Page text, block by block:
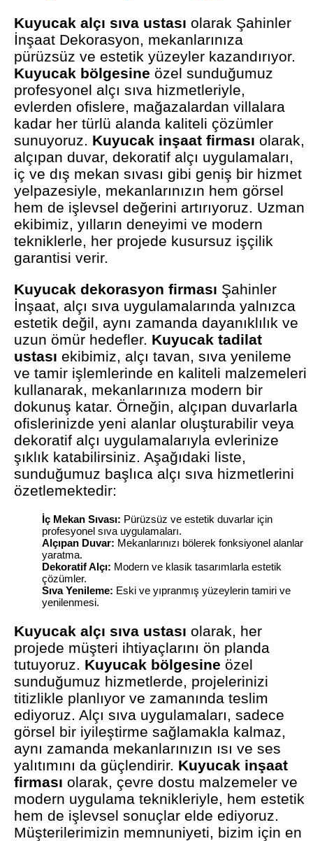
Kuyucak alçı sıva ustası olarak Şahinler
İnşaat Dekorasyon, mekanlarınıza
pürüzsüz ve estetik yüzeyler kazandırıyor.
Kuyucak bölgesine özel sunduğumuz
profesyonel alçı sıva hizmetleriyle,
evlerden ofislere, mağazalardan villalara
kadar her türlü alanda kaliteli çözümler
sunuyoruz. Kuyucak inşaat firması olarak,
alçıpan duvar, dekoratif alçı uygulamaları,
iç ve dış mekan sıvası gibi geniş bir hizmet
yelpazesiyle, mekanlarınızın hem görsel
hem de işlevsel değerini artırıyoruz. Uzman
ekibimiz, yılların deneyimi ve modern
tekniklerle, her projede kusursuz işçilik
garantisi verir.
Kuyucak dekorasyon firması Şahinler
İnşaat, alçı sıva uygulamalarında yalnızca
estetik değil, aynı zamanda dayanıklılık ve
uzun ömür hedefler. Kuyucak tadilat
ustası ekibimiz, alçı tavan, sıva yenileme
ve tamir işlemlerinde en kaliteli malzemeleri
kullanarak, mekanlarınıza modern bir
dokunuş katar. Örneğin, alçıpan duvarlarla
ofislerinizde yeni alanlar oluşturabilir veya
dekoratif alçı uygulamalarıyla evlerinize
şıklık katabilirsiniz. Aşağıdaki liste,
sunduğumuz başlıca alçı sıva hizmetlerini
özetlemektedir:
İç Mekan Sıvası: Pürüzsüz ve estetik duvarlar için
profesyonel sıva uygulamaları.
Alçıpan Duvar: Mekanlarınızı bölerek fonksiyonel alanlar
yaratma.
Dekoratif Alçı: Modern ve klasik tasarımlarla estetik
çözümler.
Sıva Yenileme: Eski ve yıpranmış yüzeylerin tamiri ve
yenilenmesi.
Kuyucak alçı sıva ustası olarak, her
projede müşteri ihtiyaçlarını ön planda
tutuyoruz. Kuyucak bölgesine özel
sunduğumuz hizmetlerde, projelerinizi
titizlikle planlıyor ve zamanında teslim
ediyoruz. Alçı sıva uygulamaları, sadece
görsel bir iyileştirme sağlamakla kalmaz,
aynı zamanda mekanlarınızın ısı ve ses
yalıtımını da güçlendirir. Kuyucak inşaat
firması olarak, çevre dostu malzemeler ve
modern uygulama teknikleriyle, hem estetik
hem de işlevsel sonuçlar elde ediyoruz.
Müşterilerimizin memnuniyeti, bizim için en